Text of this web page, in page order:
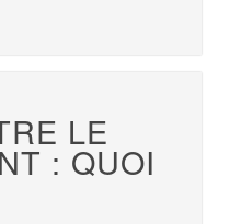
LE
: QUOI